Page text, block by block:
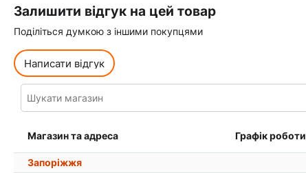
Залишити відгук на цей товар
Поділіться думкою з іншими покупцями
Написати відгук
Магазин та адреса Графік роботи
Запоріжжя